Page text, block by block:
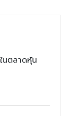
นตลาดหุ้น